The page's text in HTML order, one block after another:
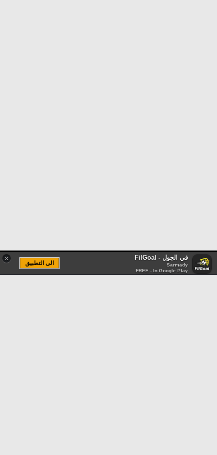
× في الجول - FilGoal
Sarmady
FREE - In Google Play
الى التطبيق